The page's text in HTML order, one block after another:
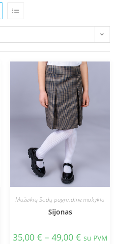
Mažeikių Sodų pagrindinė mokykla
Sijonas
35,00 € – 49,00 € su PVM